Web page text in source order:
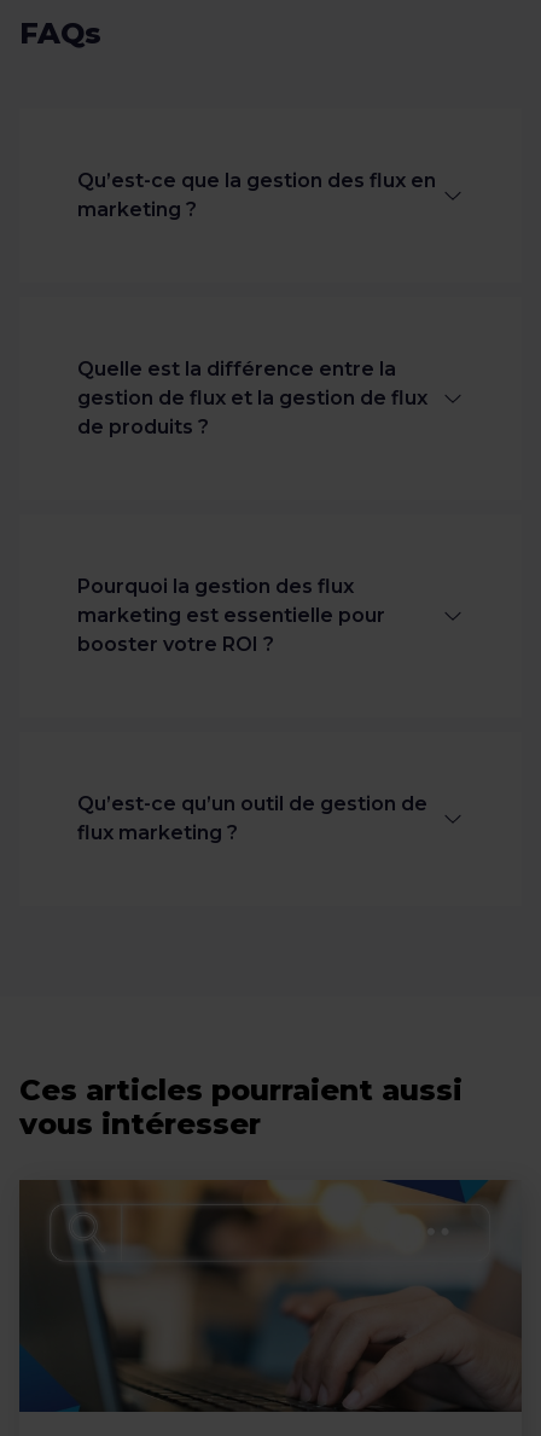
FAQs
Qu’est-ce que la gestion des flux en
marketing ?
et de publicité. Résultat : vos données
sont toujours conformes aux exigences
des plateformes et vos produits
Quelle est la différence entre la
gestion de flux et la gestion de flux
de produits ?
données produits sur différents canaux.
Pourquoi la gestion des flux
marketing est essentielle pour
booster votre ROI ?
meilleur ciblage permet de limiter les
dépenses inutiles et d’améliorer le
Qu’est-ce qu’un outil de gestion de
flux marketing ?
Ces articles pourraient aussi
vous intéresser